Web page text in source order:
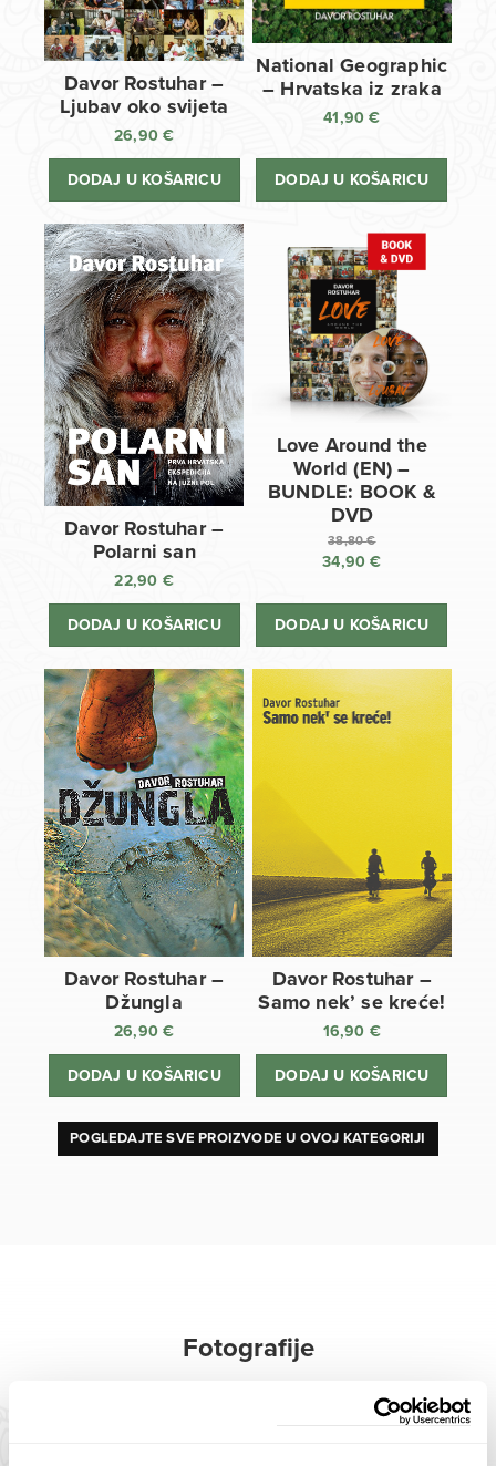
Davor Rostuhar –
Ljubav oko svijeta
26,90€
DODAJ U KOŠARICU
National Geographic
– Hrvatska iz zraka
41,90€
DODAJ U KOŠARICU
Davor Rostuhar –
Polarni san
22,90 €
DODAJ U KOŠARICU
Love Around the
World (EN) –
BUNDLE: BOOK &
DVD
38,80€
Izvorna
bila
34,90€
cijena
DODAJ U KOŠARICU
Davor Rostuhar –
Džungla
26,90€
DODAJ U KOŠARICU
Davor Rostuhar –
Samo nek’ se kreće!
16,90 €
DODAJ U KOŠARICU
POGLEDAJTE SVE PROIZVODE U OVOJ KATEGORIJI
Fotografije